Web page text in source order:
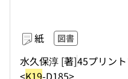
紙 図書
水久保淳 [著]45プリン
<K19-D185>